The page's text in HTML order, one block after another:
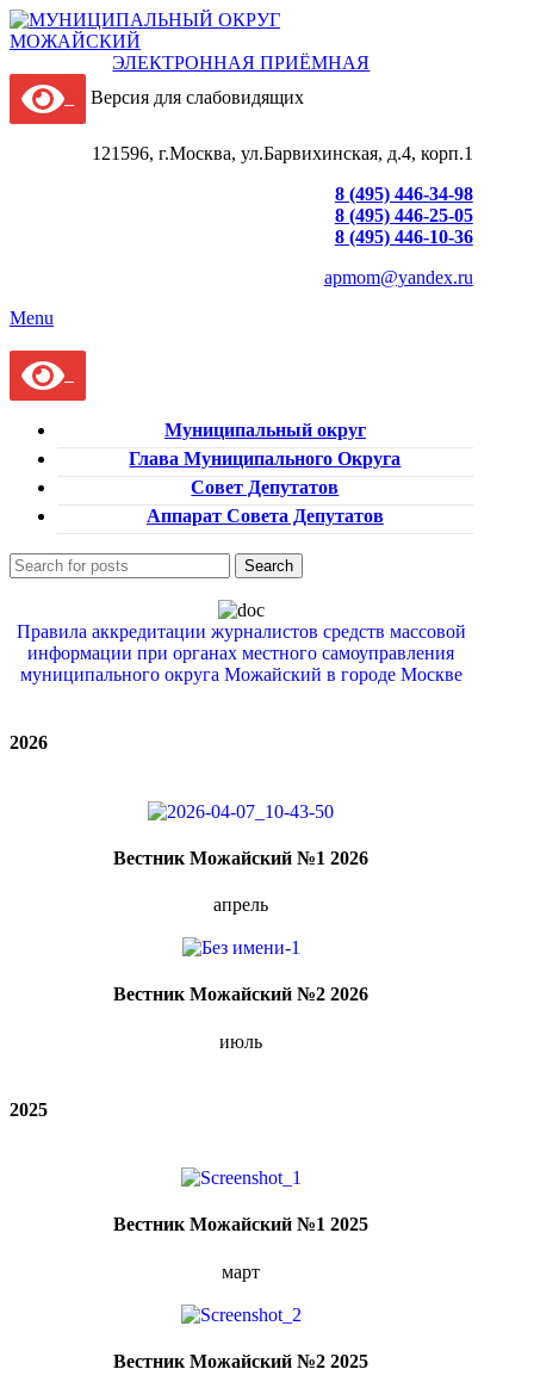
ЭЛЕКТРОННАЯ ПРИЁМНАЯ
Версия для слабовидящих
121596, г.Москва, ул.Барвихинская, д.4, корп.1
8 (495) 446-34-98
8 (495) 446-25-05
8 (495) 446-10-36
apmom@yandex.ru
Menu
Муниципальный округ
Глава Муниципального Округа
Совет Депутатов
Аппарат Совета Депутатов
Search
Правила аккредитации журналистов средств массовой
информации при органах местного самоуправления
муниципального округа Можайский в городе Москве
2026
Вестник Можайский №1 2026
апрель
Вестник Можайский №2 2026
июль
2025
Вестник Можайский №1 2025
март
Вестник Можайский №2 2025